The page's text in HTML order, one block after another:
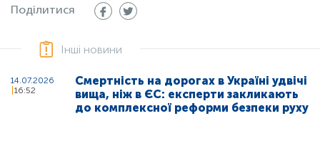
Поділитися
Інші новини
14.07.2026
16:52
Смертність на дорогах в Україні удвічі
вища, ніж в ЄС: експерти закликають
до комплексної реформи безпеки руху